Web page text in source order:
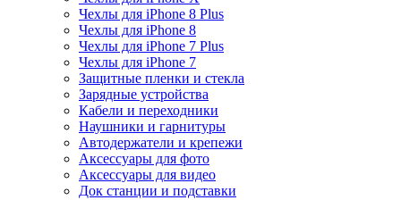
Чехлы для iPhone 8 Plus
Чехлы для iPhone 8
Чехлы для iPhone 7 Plus
Чехлы для iPhone 7
Защитные пленки и стекла
Зарядные устройства
Кабели и переходники
Наушники и гарнитуры
Автодержатели и крепежи
Аксессуары для фото
Аксессуары для видео
Док станции и подставки